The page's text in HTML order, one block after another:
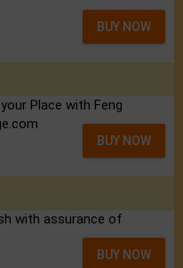
BUY NOW
Place with Feng
BUY NOW
with assurance of
BUY NOW